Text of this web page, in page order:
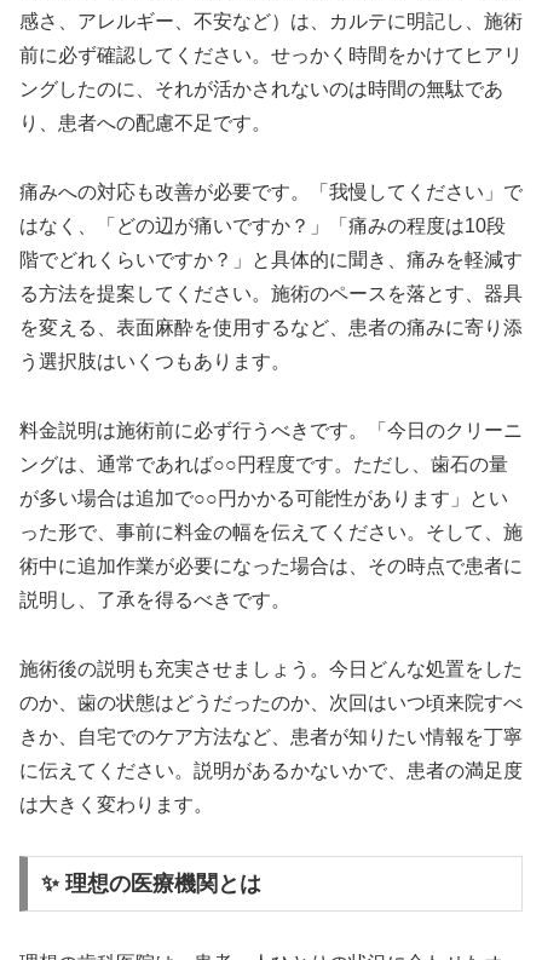
感さ、アレルギー、不安など）は、カルテに明記し、施術
前に必ず確認してください。せっかく時間をかけてヒアリ
ングしたのに、それが活かされないのは時間の無駄であ
り、患者への配慮不足です。
痛みへの対応も改善が必要です。「我慢してください」で
はなく、「どの辺が痛いですか？」「痛みの程度は10段
階でどれくらいですか？」と具体的に聞き、痛みを軽減す
る方法を提案してください。施術のペースを落とす、器具
を変える、表面麻酔を使用するなど、患者の痛みに寄り添
う選択肢はいくつもあります。
料金説明は施術前に必ず行うべきです。「今日のクリーニ
ングは、通常であれば○○円程度です。ただし、歯石の量
が多い場合は追加で○○円かかる可能性があります」とい
った形で、事前に料金の幅を伝えてください。そして、施
術中に追加作業が必要になった場合は、その時点で患者に
説明し、了承を得るべきです。
施術後の説明も充実させましょう。今日どんな処置をした
のか、歯の状態はどうだったのか、次回はいつ頃来院すべ
きか、自宅でのケア方法など、患者が知りたい情報を丁寧
に伝えてください。説明があるかないかで、患者の満足度
は大きく変わります。
✨ 理想の医療機関とは